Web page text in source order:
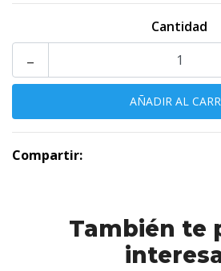
Cantidad
-
Compartir:
También te